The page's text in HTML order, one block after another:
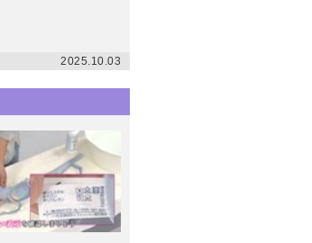
2025.10.03